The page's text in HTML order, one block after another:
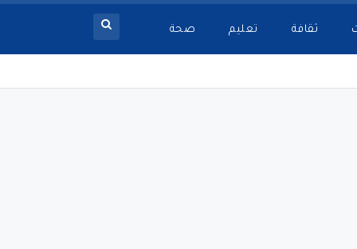
ثقافة تعليم صحة